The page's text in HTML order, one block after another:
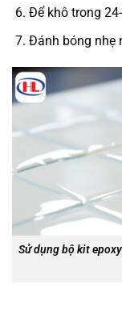
Để khô trong
Đánh bóng nhẹ
Sử dụng bộ kit